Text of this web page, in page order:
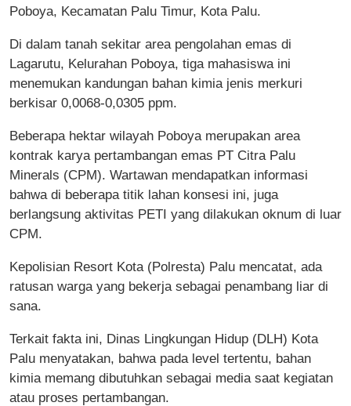
Poboya, Kecamatan Palu Timur, Kota Palu.
Di dalam tanah sekitar area pengolahan emas di
Lagarutu, Kelurahan Poboya, tiga mahasiswa ini
menemukan kandungan bahan kimia jenis merkuri
berkisar 0,0068-0,0305 ppm.
Beberapa hektar wilayah Poboya merupakan area
kontrak karya pertambangan emas PT Citra Palu
Minerals (CPM). Wartawan mendapatkan informasi
bahwa di beberapa titik lahan konsesi ini, juga
berlangsung aktivitas PETI yang dilakukan oknum di luar
CPM.
Kepolisian Resort Kota (Polresta) Palu mencatat, ada
ratusan warga yang bekerja sebagai penambang liar di
sana.
Terkait fakta ini, Dinas Lingkungan Hidup (DLH) Kota
Palu menyatakan, bahwa pada level tertentu, bahan
kimia memang dibutuhkan sebagai media saat kegiatan
atau proses pertambangan.